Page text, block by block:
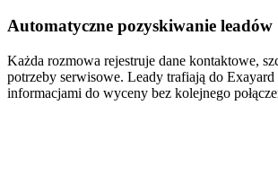
Automatyczne pozyskiwanie leadów
Każda rozmowa rejestruje dane kontaktowe,
potrzeby serwisowe. Leady trafiają do
informacjami do wyceny bez kolejnego